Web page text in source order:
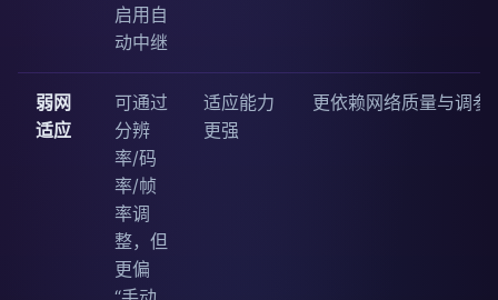
启用自
动中继
弱网
适应
可通过
分辨
率/码
率/帧
率调
整，但
更偏
适应能力
更强
更依赖网络质量与调参